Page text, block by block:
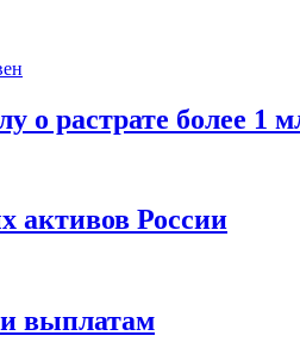
о растрате более 1
активов России
выплатам